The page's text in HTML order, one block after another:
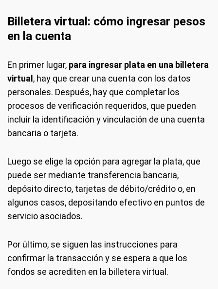
Billetera virtual: cómo ingresar pesos
en la cuenta
En primer lugar, para ingresar plata en una billetera
virtual , hay que crear una cuenta con los datos
personales. Después, hay que completar los
procesos de verificación requeridos, que pueden
incluir la identificación y vinculación de una cuenta
bancaria o tarjeta.
Luego se elige la opción para agregar la plata, que
puede ser mediante transferencia bancaria,
depósito directo, tarjetas de débito/crédito o, en
algunos casos, depositando efectivo en puntos de
servicio asociados.
Por último, se siguen las instrucciones para
confirmar la transacción y se espera a que los
fondos se acrediten en la billetera virtual.